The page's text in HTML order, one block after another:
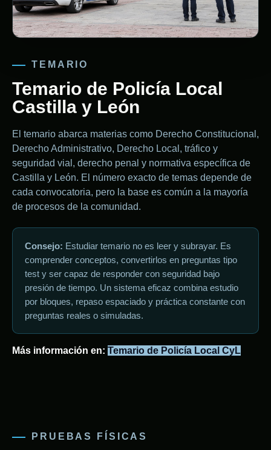
TEMARIO
Temario de Policía Local
Castilla y León
El temario abarca materias como Derecho Constitucional,
Derecho Administrativo, Derecho Local, tráfico y
seguridad vial, derecho penal y normativa específica de
Castilla y León. El número exacto de temas depende de
cada convocatoria, pero la base es común a la mayoría
de procesos de la comunidad.
Consejo: Estudiar temario no es leer y subrayar. Es
comprender conceptos, convertirlos en preguntas tipo
test y ser capaz de responder con seguridad bajo
presión de tiempo. Un sistema eficaz combina estudio
por bloques, repaso espaciado y práctica constante con
preguntas reales o simuladas.
Más información en: Temario de Policía Local CyL
PRUEBAS FÍSICAS